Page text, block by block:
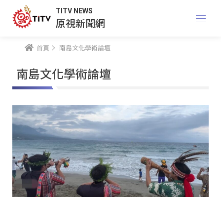
TITV NEWS
原視新聞網
首頁 南島文化學術論壇
南島文化學術論壇